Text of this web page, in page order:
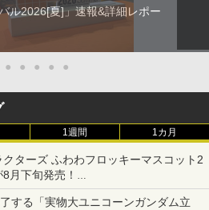
ル2026[夏]」速報&詳細レポー
● ● ● ● ●
1週間 1カ月
ターズ ふわわフロッキーマスコット2
月下旬発売！
ムたちがブルーなハンサム仕様で登場
する「実物大ユニコーンガンダム立